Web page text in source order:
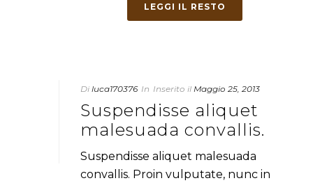
LEGGI IL RESTO
Di luca170376 In Inserito il Maggio 25, 2013
Suspendisse aliquet
malesuada convallis.
Suspendisse aliquet malesuada
convallis. Proin vulputate, nunc in